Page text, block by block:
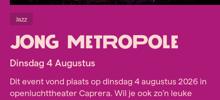
Jazz
Jong Metropole
Dinsdag 4 Augustus
Dit event vond plaats op dinsdag 4 augustus 2026 in
openluchttheater Caprera. Wil je ook zo’n leuke